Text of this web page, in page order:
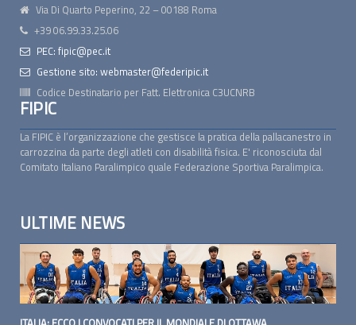
Via Di Quarto Peperino, 22 – 00188 Roma
+39 06.99.33.25.06
PEC: fipic@pec.it
Gestione sito: webmaster@federipic.it
Codice Destinatario per Fatt. Elettronica C3UCNRB
FIPIC
La FIPIC è l’organizzazione che gestisce la pratica della pallacanestro in
carrozzina da parte degli atleti con disabilità fisica. E' riconosciuta dal
Comitato Italiano Paralimpico quale Federazione Sportiva Paralimpica.
ULTIME NEWS